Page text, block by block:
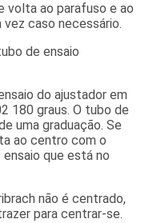
volta ao parafuso e ao
caso necessário.
de ensaio
do ajustador em
180 graus. O tubo de
uma graduação. Se
ao centro com o
que está no
não é centrado,
para centrar-se.